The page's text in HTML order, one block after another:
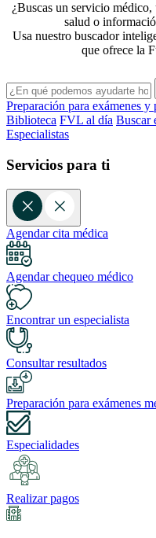
¿Buscas un servicio
salud o
Usa nuestro buscador
que ofrece la
Preparación para exámenes y
Biblioteca FVL al día Buscar
Especialistas
Servicios para ti
Agendar cita médica
Agendar chequeo médico
Encontrar un especialista
Consultar resultados
Preparación para exámenes
Especialidades
Realizar pagos